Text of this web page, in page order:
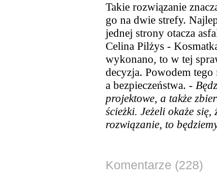
Takie rozwiązanie
go na dwie strefy.
jednej strony otacza
Celina Pilżys -
wykonano, to w tej
decyzja. Powodem
a bezpieczeństwa. -
projektowe, a także
ścieżki. Jeżeli okaże się,
rozwiązanie, to
Komentarze (228)